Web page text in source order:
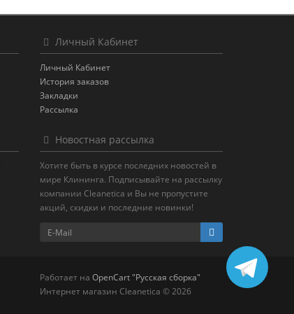
Личный Кабинет
Личный Кабинет
История заказов
Закладки
Рассылка
Новостная рассылка
Хотите быть в курсе последних новостей в
мире Клининга. Подписывайте на рассылку
компании Cleanetica и Вы не пропустите
акций, скидки и последние новинки!
Работает на OpenCart "Русская сборка"
Интернет магазин Cleanetica © 2026